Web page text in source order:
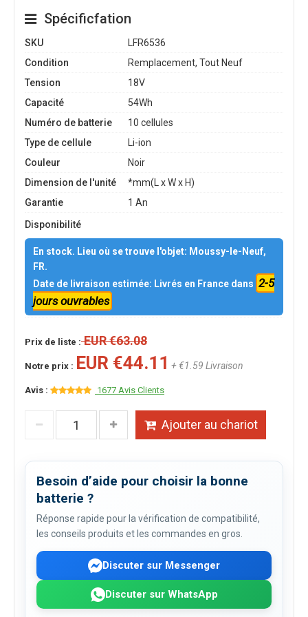
Spécificfation
SKU
LFR6536
Condition
Remplacement, Tout Neuf
Tension
18V
Capacité
54Wh
Numéro de batterie
10 cellules
Type de cellule
Li-ion
Couleur
Noir
Dimension de l'unité
*mm(L x W x H)
Garantie
1 An
Disponibilité
En stock. Lieu où se trouve l'objet: Moussy-le-Neuf,
FR.
Date de livraison estimée: Livrés en France dans 2-5
jours ouvrables
Prix de liste :EUR €63.08
Notre prix : EUR €44.11 + €1.59 Livraison
Avis : 1677 Avis Clients
Ajouter au chariot
Besoin d’aide pour choisir la bonne
batterie ?
Réponse rapide pour la vérification de compatibilité,
les conseils produits et les commandes en gros.
Discuter sur Messenger
Discuter sur WhatsApp